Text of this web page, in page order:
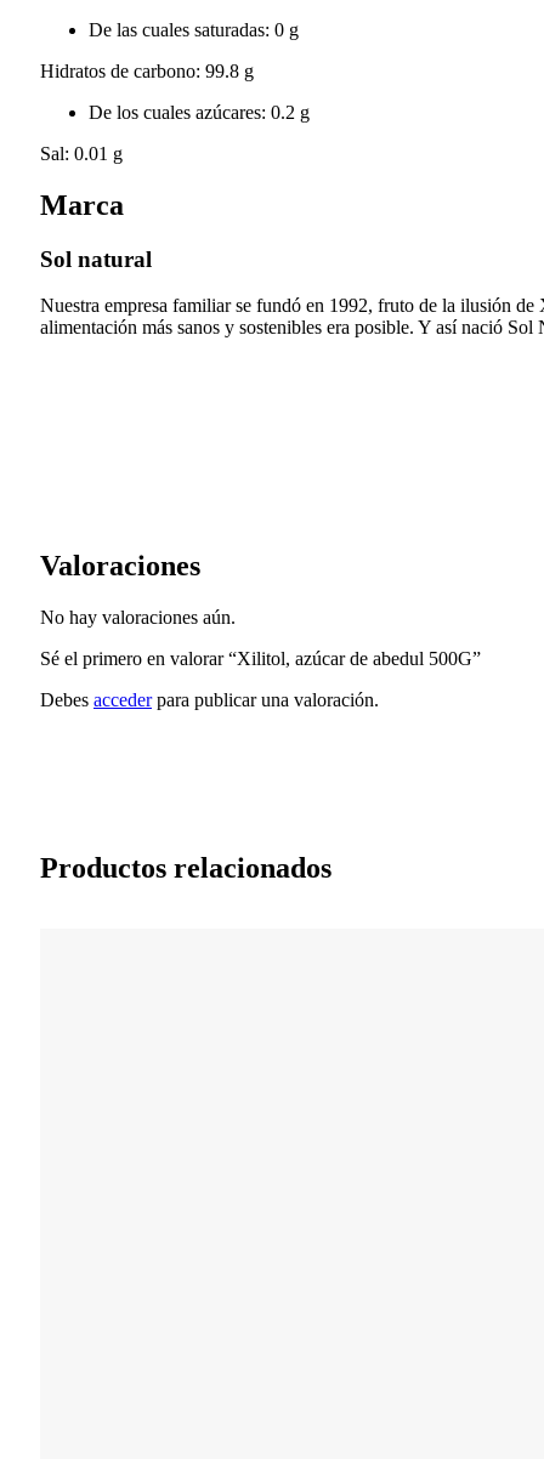
De las cuales saturadas: 0 g
Hidratos de carbono: 99.8 g
De los cuales azúcares: 0.2 g
Sal: 0.01 g
Marca
Sol natural
Nuestra empresa familiar se fundó en 1992, fruto de la ilusión
alimentación más sanos y sostenibles era posible. Y así nació
Valoraciones
No hay valoraciones aún.
Sé el primero en valorar “Xilitol, azúcar de abedul 500G”
Debes accederpara publicar una valoración.
Productos relacionados